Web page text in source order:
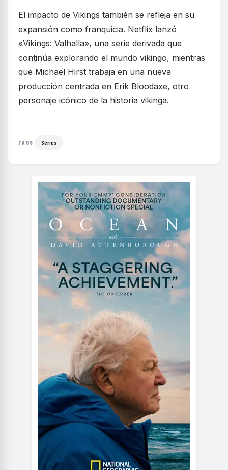
El impacto de Vikings también se refleja en su
expansión como franquicia. Netflix lanzó
«Vikings: Valhalla», una serie derivada que
continúa explorando el mundo vikingo, mientras
que Michael Hirst trabaja en una nueva
producción centrada en Erik Bloodaxe, otro
personaje icónico de la historia vikinga.
TAGS Series